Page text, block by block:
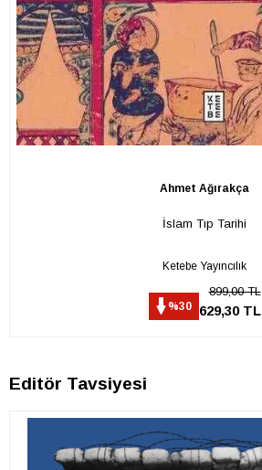
Ahmet Ağırakça
İslam Tıp Tarihi
Ketebe Yayıncılık
%30
899,00 TL
629,30 TL
Editör Tavsiyesi